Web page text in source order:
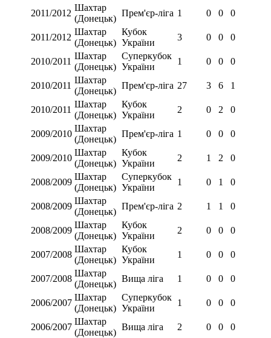
2011/2012
Шахтар
(Донецьк)
Прем'єр-ліга 1 0 0 0
2011/2012
Шахтар
(Донецьк)
Кубок
України
3 0 0 0
2010/2011
Шахтар
(Донецьк)
Суперкубок
України
1 0 0 0
2010/2011
Шахтар
(Донецьк)
Прем'єр-ліга 27 3 6 1
2010/2011
Шахтар
(Донецьк)
Кубок
України
2 0 2 0
2009/2010
Шахтар
(Донецьк)
Прем'єр-ліга 1 0 0 0
2009/2010
Шахтар
(Донецьк)
Кубок
України
2 1 2 0
2008/2009
Шахтар
(Донецьк)
Суперкубок
України
1 0 1 0
2008/2009
Шахтар
(Донецьк)
Прем'єр-ліга 2 1 1 0
2008/2009
Шахтар
(Донецьк)
Кубок
України
2 0 0 0
2007/2008
Шахтар
(Донецьк)
Кубок
України
1 0 0 0
2007/2008
Шахтар
(Донецьк)
Вища ліга 1 0 0 0
2006/2007
Шахтар
(Донецьк)
Суперкубок
України
1 0 0 0
2006/2007
Шахтар
(Донецьк)
Вища ліга 2 0 0 0